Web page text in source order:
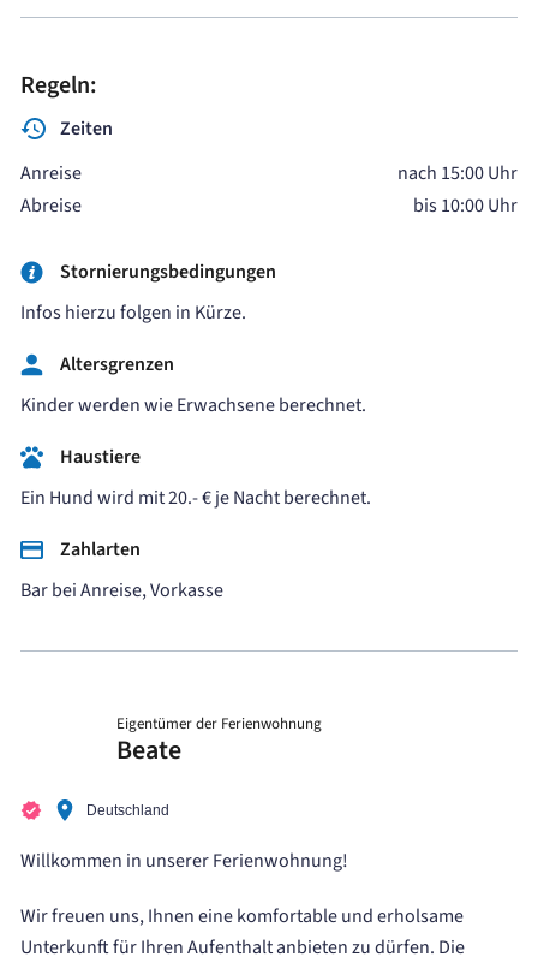
Regeln:
Zeiten
Anreise
nach 15:00 Uhr
Abreise
bis 10:00 Uhr
Stornierungsbedingungen
Infos hierzu folgen in Kürze.
Altersgrenzen
Kinder werden wie Erwachsene berechnet.
Haustiere
Ein Hund wird mit 20.- € je Nacht berechnet.
Zahlarten
Bar bei Anreise, Vorkasse
Eigentümer der Ferienwohnung
Beate
Deutschland
Willkommen in unserer Ferienwohnung!
Wir freuen uns, Ihnen eine komfortable und erholsame
Unterkunft für Ihren Aufenthalt anbieten zu dürfen. Die